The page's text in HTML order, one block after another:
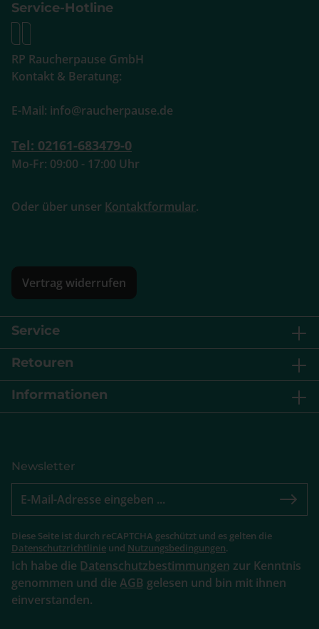
Service-Hotline
RP Raucherpause GmbH
Kontakt & Beratung:
E-Mail: info@raucherpause.de
Tel: 02161-683479-0
Mo-Fr: 09:00 - 17:00 Uhr
Oder über unser Kontaktformular.
Vertrag widerrufen
Service
Retouren
Informationen
Newsletter
Diese Seite ist durch reCAPTCHA geschützt und es gelten die
Datenschutzrichtlinie und Nutzungsbedingungen.
Ich habe die Datenschutzbestimmungen zur Kenntnis
genommen und die AGB gelesen und bin mit ihnen
einverstanden.